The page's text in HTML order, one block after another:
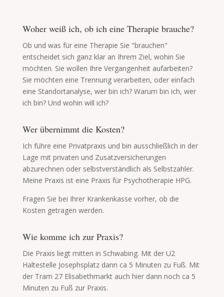
Woher weiß ich, ob ich eine Therapie brauche?
Ob und was für eine Therapie Sie "brauchen"
entscheidet sich ganz klar an Ihrem Ziel, wohin Sie
möchten. Sie wollen Ihre Vergangenheit aufarbeiten?
Sie möchten eine Trennung verarbeiten, oder einfach
eine Standortanalyse, wer bin ich? Warum bin ich, wer
ich bin? Und wohin will ich?
Wer übernimmt die Kosten?
Ich führe eine Privatpraxis und bin ausschließlich in der
Lage mit privaten und Zusatzversicherungen
abzurechnen oder selbstverständlich als Selbstzahler.
Meine Praxis ist eine Praxis für Psychotherapie HPG.
Fragen Sie bei Ihrer Krankenkasse vorher, ob die
Kosten getragen werden.
Wie komme ich zur Praxis?
Die Praxis liegt mitten in Schwabing. Mit der U2
Haltestelle Josephsplatz dann ca 5 Minuten zu Fuß. Mit
der Tram 27 Elisabethmarkt auch hier dann noch ca 5
Minuten zu Fuß zur Praxis.